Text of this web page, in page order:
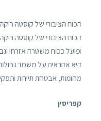
הכוח הציבורי של קוסטה ריקה
הכוח הציבורי של קוסטה
ופועל ככוח משטרה אזרחי
היא אחראית על משמר
מהומות, אבטחת תיירות
קפריסין